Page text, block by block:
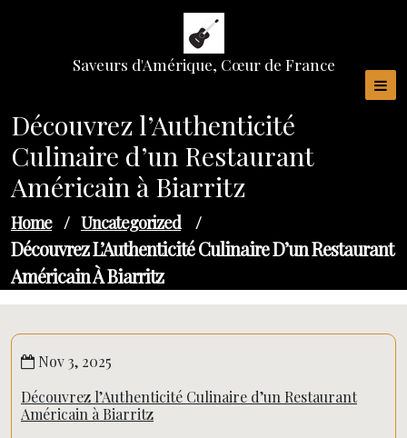
Saveurs d'Amérique, Cœur de France
Découvrez l’Authenticité
Culinaire d’un Restaurant
Américain à Biarritz
Home / Uncategorized /
Découvrez L’Authenticité Culinaire D’un Restaurant
Américain À Biarritz
Nov 3, 2025
Découvrez l’Authenticité Culinaire d’un Restaurant
Américain à Biarritz